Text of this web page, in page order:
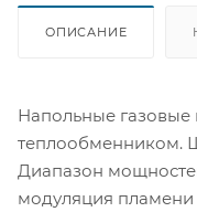
ОПИСАНИЕ
Напольные газовые
теплообменником.
Диапазон
модуляция пламени